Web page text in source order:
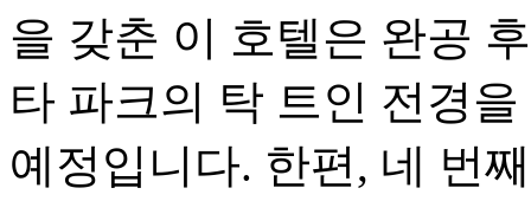
을 갖춘 이 호텔은 완공
타 파크의 탁 트인 전경
예정입니다. 한편, 네 번